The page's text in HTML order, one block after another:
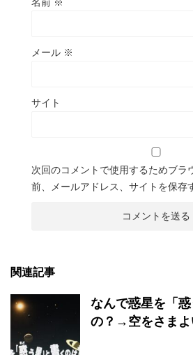
メール ※
サイト
次回のコメントで使用するためブラ
前、メールアドレス、サイトを保存
関連記事
なんで惑星を「
の？→空をさまよ